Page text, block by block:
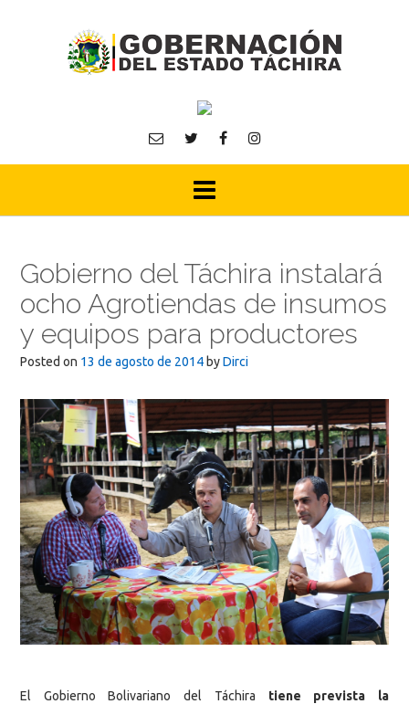
Gobierno del Táchira instalará
ocho Agrotiendas de insumos
y equipos para productores
Posted on 13 de agosto de 2014 byDirci
El Gobierno Bolivariano del Táchira tiene prevista la